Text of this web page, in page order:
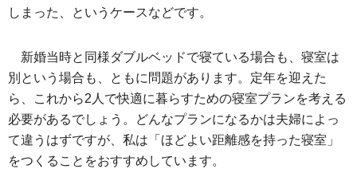
しまった、というケースなどです。
新婚当時と同様ダブルベッドで寝ている場合も、寝室は
別という場合も、ともに問題があります。定年を迎えた
ら、これから2人で快適に暮らすための寝室プランを考える
必要があるでしょう。どんなプランになるかは夫婦によっ
て違うはずですが、私は「ほどよい距離感を持った寝室」
をつくることをおすすめしています。